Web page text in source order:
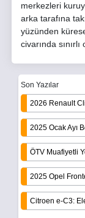
merkezleri
arka tarafına
yüzünden
civarında sınırlı
Son Yazılar
2026 Renault
2025 Ocak Ayı
ÖTV Muafiyetli
2025 Opel
Citroen e-C3: